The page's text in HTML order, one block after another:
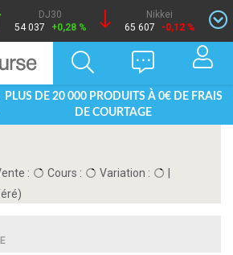
DJ30
54 037
+0,28 %
Nikkei
65 607
-0,12 %
PLUS DE 20 000 PRODUITS À 0€ DE FRAIS
DE COURTAGE
: Cours : Variation :